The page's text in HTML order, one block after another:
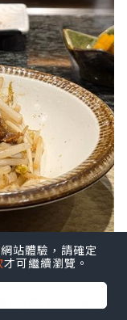
的牛奶布甸
站體驗，請確定
才可繼續瀏覽。